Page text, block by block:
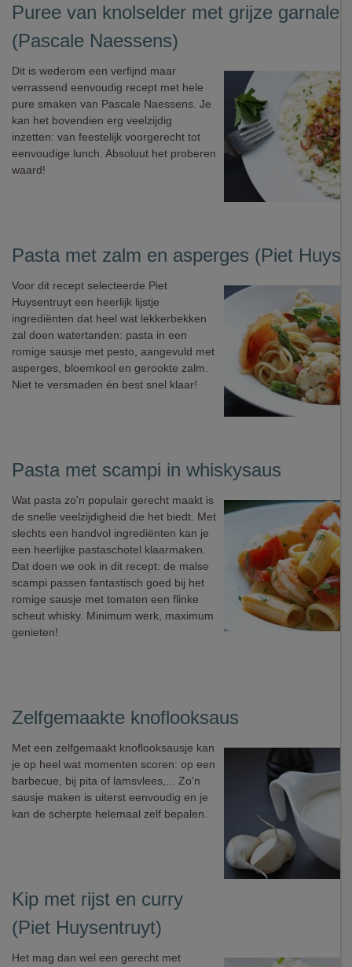
Puree van knolselder met grijze garnalen
(Pascale Naessens)
Dit is wederom een verfijnd maar
verrassend eenvoudig recept met hele
pure smaken van Pascale Naessens. Je
kan het bovendien erg veelzijdig
inzetten: van feestelijk voorgerecht tot
eenvoudige lunch. Absoluut het proberen
waard!
Pasta met zalm en asperges (Piet
Voor dit recept selecteerde Piet
Huysentruyt een heerlijk lijstje
ingrediënten dat heel wat lekkerbekken
zal doen watertanden: pasta in een
romige sausje met pesto, aangevuld met
asperges, bloemkool en gerookte zalm.
Niet te versmaden én best snel klaar!
Pasta met scampi in whiskysaus
Wat pasta zo'n populair gerecht maakt is
de snelle veelzijdigheid die het biedt. Met
slechts een handvol ingrediënten kan je
een heerlijke pastaschotel klaarmaken.
Dat doen we ook in dit recept: de malse
scampi passen fantastisch goed bij het
romige sausje met tomaten een flinke
scheut whisky. Minimum werk, maximum
genieten!
Zelfgemaakte knoflooksaus
Met een zelfgemaakt knoflooksausje kan
je op heel wat momenten scoren: op een
barbecue, bij pita of lamsvlees,... Zo'n
sausje maken is uiterst eenvoudig en je
kan de scherpte helemaal zelf bepalen.
Kip met rijst en curry
(Piet Huysentruyt)
Het mag dan wel een gerecht met